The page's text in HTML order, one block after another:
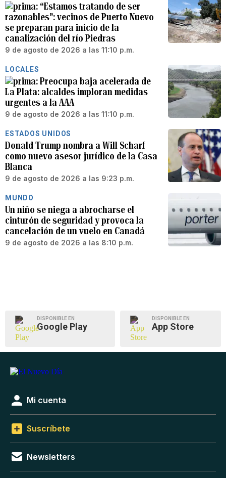
“Estamos tratando de ser
razonables”: vecinos de Puerto Nuevo
se preparan para inicio de la
canalización del río Piedras
9 de agosto de 2026 a las 11:10 p.m.
LOCALES
Preocupa baja acelerada de
La Plata: alcaldes imploran medidas
urgentes a la AAA
9 de agosto de 2026 a las 11:10 p.m.
ESTADOS UNIDOS
Donald Trump nombra a Will Scharf
como nuevo asesor jurídico de la Casa
Blanca
9 de agosto de 2026 a las 9:23 p.m.
MUNDO
Un niño se niega a abrocharse el
cinturón de seguridad y provoca la
cancelación de un vuelo en Canadá
9 de agosto de 2026 a las 8:10 p.m.
DISPONIBLE EN
Google Play
DISPONIBLE EN
App Store
Mi cuenta
Suscríbete
Newsletters